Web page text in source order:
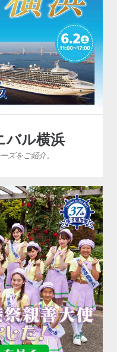
バル横浜
ズをご紹介。